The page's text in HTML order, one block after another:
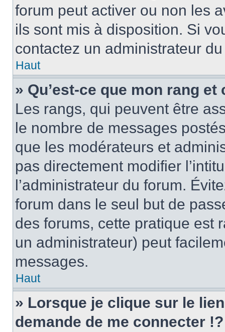
forum peut activer ou non les
ils sont mis à disposition. Si
contactez un administrateur
Haut
» Qu’est-ce que mon rang
Les rangs, qui peuvent être
le nombre de messages
que les modérateurs et
pas directement modifier
l’administrateur du forum.
forum dans le seul but de
des forums, cette pratique est
un administrateur) peut
messages.
Haut
» Lorsque je clique sur le
demande de me connecter !?